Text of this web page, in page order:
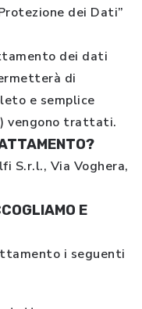
dei Dati”
dei dati
di
e semplice
vengono trattati.
S.r.l., Via Voghera,
E
i seguenti